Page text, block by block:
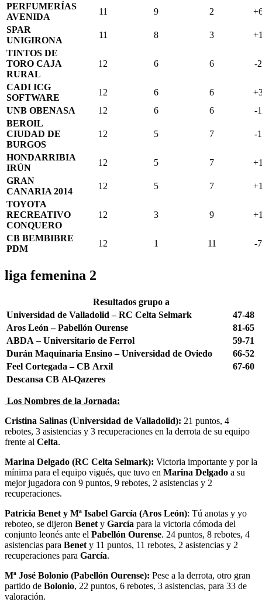
PERFUMERÍAS
AVENIDA
11 9 2
SPAR
UNIGIRONA
11 8 3
TINTOS DE
TORO CAJA
RURAL
12 6 6 -2
CADI ICG
SOFTWARE
12 6 6
UNB OBENASA
12 6 6
-1
BEROIL
CIUDAD DE
BURGOS
12 5 7 -1
HONDARRIBIA
IRÚN
12 5 7
GRAN
CANARIA 2014
12 5 7
TOYOTA
RECREATIVO
CONQUERO
12 3 9
CB BEMBIBRE
PDM
12 1 11 -7
liga femenina 2
Resultados grupo a
Universidad de Valladolid – RC Celta Selmark
47-48
Aros León – Pabellón Ourense
81-65
ABDA – Universitario de Ferrol
59-71
Durán Maquinaria Ensino – Universidad de Oviedo
66-52
Feel Cortegada – CB Arxil
67-60
Descansa CB Al-Qazeres
Los Nombres de la Jornada:
Cristina Salinas (Universidad de Valladolid): 21 puntos, 4
rebotes, 3 asistencias y 3 recuperaciones en la derrota de su equipo
frente al Celta.
Marina Delgado (RC Celta Selmark): Victoria importante y por la
mínima para el equipo vigués, que tuvo en Marina Delgado a su
mejor jugadora con 9 puntos, 9 rebotes, 2 asistencias y 2
recuperaciones.
Patricia Benet y Mª Isabel García (Aros León): Tú anotas y yo
reboteo, se dijeron Benet y García para la victoria cómoda del
conjunto leonés ante el Pabellón Ourense. 24 puntos, 8 rebotes, 4
asistencias para Benet y 11 puntos, 11 rebotes, 2 asistencias y 2
recuperaciones para García.
Mª José Bolonio (Pabellón Ourense): Pese a la derrota, otro gran
partido de Bolonio, 22 puntos, 6 rebotes, 3 asistencias, para 33 de
valoración.